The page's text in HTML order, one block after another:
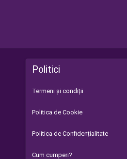
Politici
Termeni și condiții
Politica de Cookie
Politica de Confidențialitate
Cum cumperi?